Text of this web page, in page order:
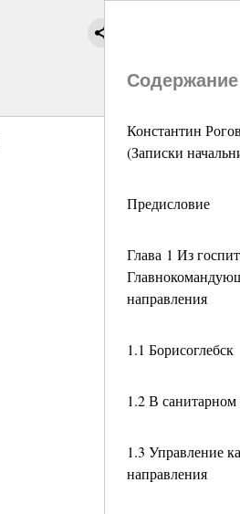
Содержание
Константин
(Записки
Предисловие
Глава 1 Из
направления
1.1 Борисоглебск
1.2 В санитарном
1.3 Управление
направления